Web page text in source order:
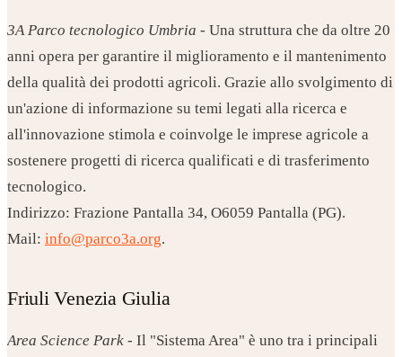
3A Parco tecnologico Umbria - Una struttura che da oltre 20
anni opera per garantire il miglioramento e il mantenimento
della qualità dei prodotti agricoli. Grazie allo svolgimento di
un'azione di informazione su temi legati alla ricerca e
all'innovazione stimola e coinvolge le imprese agricole a
sostenere progetti di ricerca qualificati e di trasferimento
tecnologico.
Indirizzo: Frazione Pantalla 34, O6059 Pantalla (PG).
Mail: info@parco3a.org.
Friuli Venezia Giulia
Area Science Park - Il "Sistema Area" è uno tra i principali